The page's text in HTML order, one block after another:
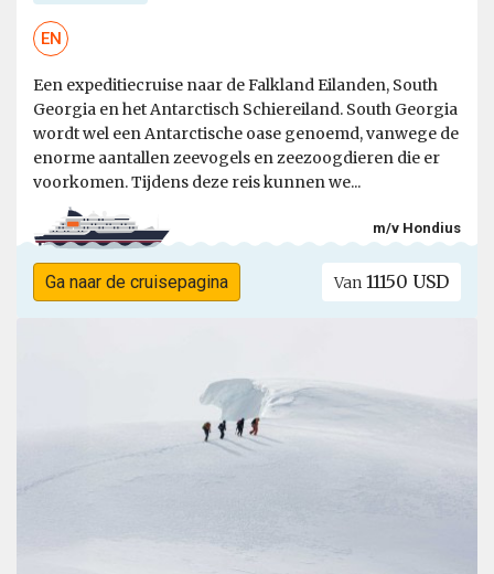
EN
Een expeditiecruise naar de Falkland Eilanden, South
Georgia en het Antarctisch Schiereiland. South Georgia
wordt wel een Antarctische oase genoemd, vanwege de
enorme aantallen zeevogels en zeezoogdieren die er
voorkomen. Tijdens deze reis kunnen we...
m/v Hondius
Ga naar de cruisepagina Van 11150 USD